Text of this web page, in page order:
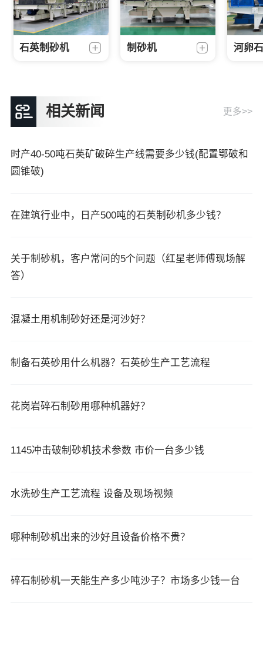
石英制砂机 制砂机 河卵
相关新闻 更多>>
时产40-50吨石英矿破碎生产线需要多少钱(配置鄂破和
圆锥破)
在建筑行业中，日产500吨的石英制砂机多少钱？
关于制砂机，客户常问的5个问题（红星老师傅现场解
答）
混凝土用机制砂好还是河沙好？
制备石英砂用什么机器？石英砂生产工艺流程
花岗岩碎石制砂用哪种机器好？
1145冲击破制砂机技术参数 市价一台多少钱
水洗砂生产工艺流程 设备及现场视频
哪种制砂机出来的沙好且设备价格不贵？
碎石制砂机一天能生产多少吨沙子？市场多少钱一台